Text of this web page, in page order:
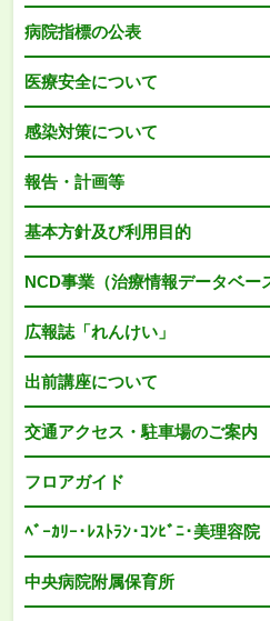
病院指標の公表
医療安全について
感染対策について
報告・計画等
基本方針及び利用目的
NCD事業（治療情報データベー
広報誌「れんけい」
出前講座について
交通アクセス・駐車場のご案内
フロアガイド
ﾍﾞｰｶﾘｰ･ﾚｽﾄﾗﾝ･ｺﾝﾋﾞﾆ･美理容院
中央病院附属保育所